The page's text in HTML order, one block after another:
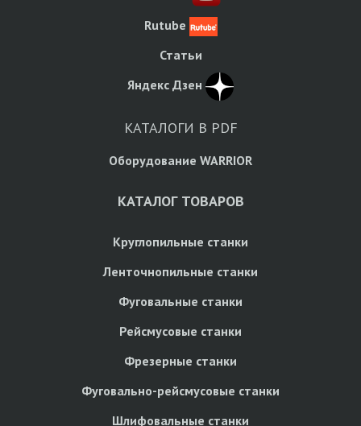
Rutube
Статьи
Яндекс Дзен
КАТАЛОГИ В PDF
Оборудование WARRIOR
КАТАЛОГ ТОВАРОВ
Круглопильные станки
Ленточнопильные станки
Фуговальные станки
Рейсмусовые станки
Фрезерные станки
Фуговально-рейсмусовые станки
Шлифовальные станки